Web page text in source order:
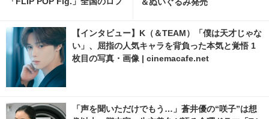
の写真・画像 | cinemacafe.ne
【インタビュー】K（＆TEAM）「僕は天才じゃな
い」、屈指の人気キャラを背負った本気と覚悟 1
枚目の写真・画像 | cinemacafe.net
「声を聞いただけでもう…」蒼井優の“咲子”は想